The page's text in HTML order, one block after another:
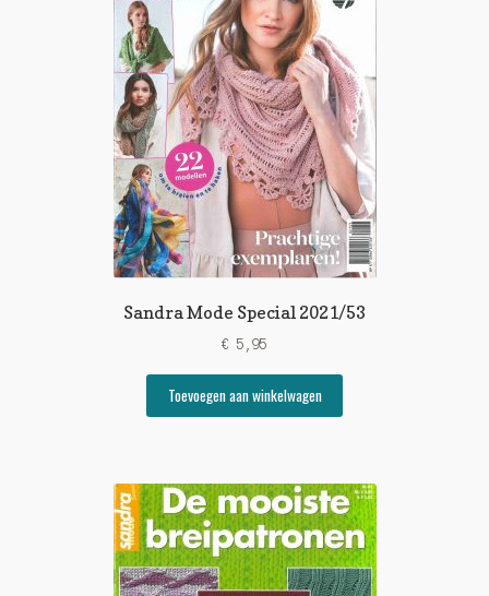
Sandra Mode Special 2021/53
€ 5,95
Toevoegen aan winkelwagen